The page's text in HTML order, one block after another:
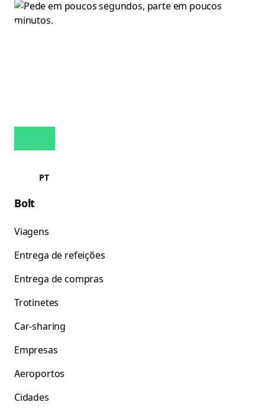
PT
Bolt
Viagens
Entrega de refeições
Entrega de compras
Trotinetes
Car-sharing
Empresas
Aeroportos
Cidades